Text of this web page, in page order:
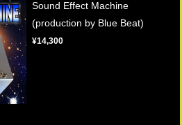
Sound Effect Machine
(production by Blue Beat)
¥14,300